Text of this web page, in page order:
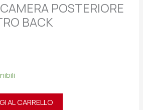
POSTERIORE
BACK
AL CARRELLO